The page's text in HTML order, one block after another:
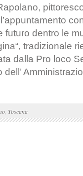
futuro dentro le
tradizionale
dalla Pro loco
dell’
Toscana